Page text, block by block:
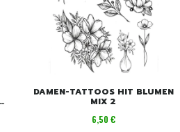
DAMEN-TATTOOS HIT BLUMEN
MIX 2
Preis
6,50 €